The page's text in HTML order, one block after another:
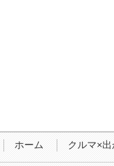
ホーム クルマ×出